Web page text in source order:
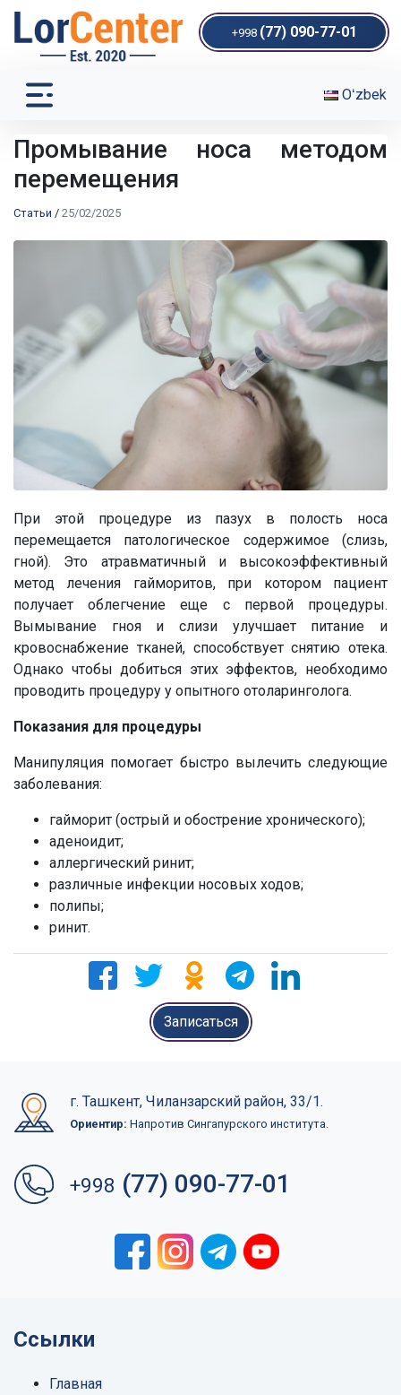
+998 (77) 090-77-01
Oʻzbek
Промывание носа методом
перемещения
Статьи / 25/02/2025
При этой процедуре из пазух в полость носа
перемещается патологическое содержимое (слизь,
гной). Это атравматичный и высокоэффективный
метод лечения гайморитов, при котором пациент
получает облегчение еще с первой процедуры.
Вымывание гноя и слизи улучшает питание и
кровоснабжение тканей, способствует снятию отека.
Однако чтобы добиться этих эффектов, необходимо
проводить процедуру у опытного отоларинголога.
Показания для процедуры
Манипуляция помогает быстро вылечить следующие
заболевания:
гайморит (острый и обострение хронического);
аденоидит;
аллергический ринит;
различные инфекции носовых ходов;
полипы;
ринит.
Записаться
г. Ташкент, Чиланзарский район, 33/1.
Ориентир: Напротив Сингапурского института.
+998 (77) 090-77-01
Ссылки
Главная